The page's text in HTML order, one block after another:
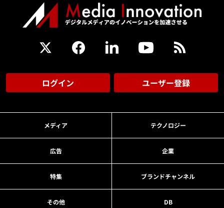
ログイン ユーザー登録
メディア テクノロジー
広告 企業
特集 ブランドチャンネル
その他 DB